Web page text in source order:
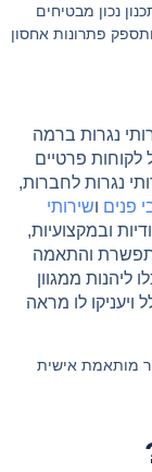
נכון מבטיחים
פתרונות אחסון
נגרות ברמה
פרטיים
נגרות לחברות,
פנים ושירותי
ובמקצועיות,
מתפשרת והתאמה
הלקוח. עם מאסטר 2005, תוכלו ליהנות ממגוון
לו מראה
מחיר מותאמת אישית